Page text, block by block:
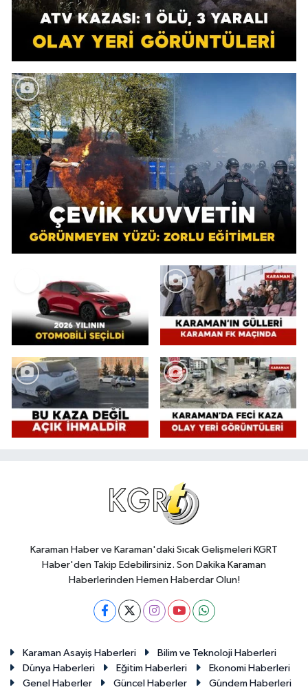
Karaman Haber ve Karaman'daki Sıcak Gelişmeleri KGRT
Haber'den Takip Edebilirsiniz. Son Dakika Karaman
Haberlerinden Hemen Haberdar Olun!
Karaman Asayiş Haberleri
Bilim ve Teknoloji Haberleri
Dünya Haberleri
Eğitim Haberleri
Ekonomi Haberleri
Genel Haberler
Güncel Haberler
Gündem Haberleri